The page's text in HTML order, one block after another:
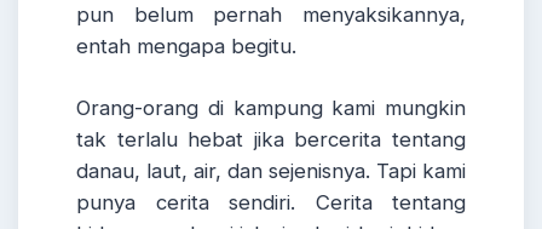
pun belum pernah menyaksikannya,
entah mengapa begitu.
Orang-orang di kampung kami mungkin
tak terlalu hebat jika bercerita tentang
danau, laut, air, dan sejenisnya. Tapi kami
punya cerita sendiri. Cerita tentang